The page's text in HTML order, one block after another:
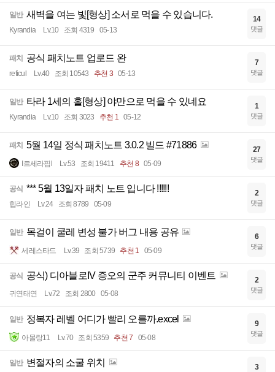
일반 새벽을 여는 빛[형상] 소서로 먹을 수 있습니다.
Kyrandia Lv.10 조회 4319 05-13
14
댓글
패치 공식 패치노트 업로드 완
reficul Lv.40 조회 10543 추천 3 05-13
7
댓글
일반 타라 1세의 홀[형상] 야만으로 먹을 수 있네요
Kyrandia Lv.10 조회 3023 추천 1 05-12
1
댓글
패치 5월 14일 정식 패치노트 3.0.2 빌드 #71886
I르세라핌l Lv.53 조회 19411 추천 8 05-09
27
댓글
공식 *** 5월 13일자 패치 노트 입니다 !!!!!!
힙라인 Lv.24 조회 8789 05-09
2
댓글
일반 목걸이 쿨레 변성 불가 버그 내용 공유
세레스타드 Lv.39 조회 5739 추천 1 05-09
6
댓글
공식 공식) 디아블로IV 증오의 군주 커뮤니티 이벤트
귀연태연 Lv.72 조회 2800 05-08
2
댓글
일반 정복자 레벨 어디가 빨리 오를까.excel
아몰랑11 Lv.70 조회 5359 추천 7 05-08
9
댓글
일반 변절자의 소굴 위치 3